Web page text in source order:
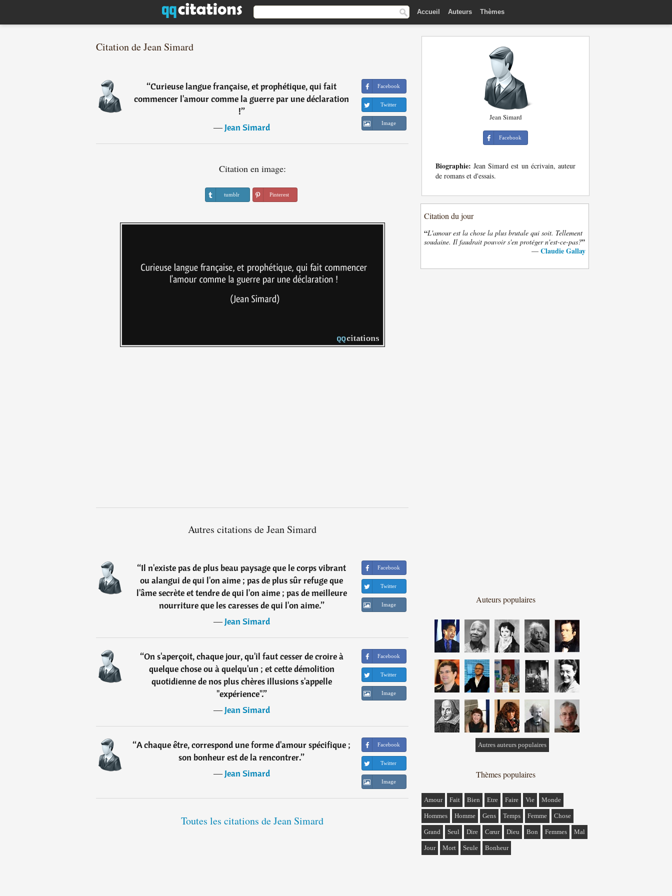
Accueil Auteurs Thèmes
Citation de Jean Simard
“Curieuse langue française, et prophétique, qui fait
commencer l'amour comme la guerre par une déclaration
!”
―Jean Simard
Facebook
Twitter
Image
Citation en image:
tumblr Pinterest
Autres citations de Jean Simard
“Il n'existe pas de plus beau paysage que le corps vibrant
ou alangui de qui l'on aime ; pas de plus sûr refuge que
l'âme secrète et tendre de qui l'on aime ; pas de meilleure
nourriture que les caresses de qui l'on aime.”
―Jean Simard
Facebook
Twitter
Image
“On s'aperçoit, chaque jour, qu'il faut cesser de croire à
quelque chose ou à quelqu'un ; et cette démolition
quotidienne de nos plus chères illusions s'appelle
"expérience".”
―Jean Simard
Facebook
Twitter
Image
“A chaque être, correspond une forme d'amour spécifique ;
son bonheur est de la rencontrer.”
―Jean Simard
Facebook
Twitter
Image
Toutes les citations de Jean Simard
Jean Simard
Facebook
Biographie: Jean Simard est un écrivain, auteur
de romans et d'essais.
Citation du jour
“L'amour est la chose la plus brutale qui soit. Tellement
soudaine. Il faudrait pouvoir s'en protéger n'est-ce-pas?”
— Claudie Gallay
Auteurs populaires
Autres auteurs populaires
Thèmes populaires
Amour Fait Bien Etre Faire Vie Monde
Hommes Homme Gens Temps Femme Chose
Grand Seul Dire Cœur Dieu Bon Femmes Mal
Jour Mort Seule Bonheur